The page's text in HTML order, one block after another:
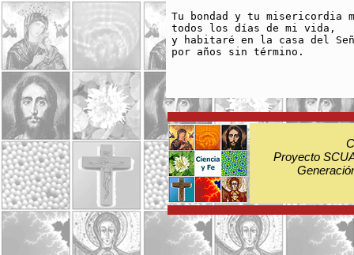
Tu bondad y tu misericordia
todos los días de mi vida,
y habitaré en la casa del
por años sin término.
Proyecto